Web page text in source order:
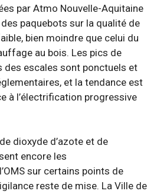
par Atmo Nouvelle-Aquitaine
paquebots sur la qualité de
bien moindre que celui du
au bois. Les pics de
des escales sont ponctuels et
et la tendance est
à l’électrification progressive
dioxyde d’azote et de
encore les
sur certains points de
reste de mise. La Ville de